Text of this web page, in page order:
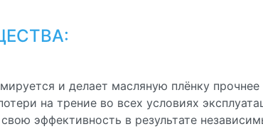
и делает масляную плёнку
на трение во всех условиях
эффективность в результате